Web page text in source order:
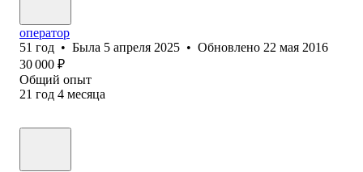
оператор
51 год • Была 5 апреля 2025 • Обновлено 22 мая 2016
30 000 ₽
Общий опыт
21 год 4 месяца